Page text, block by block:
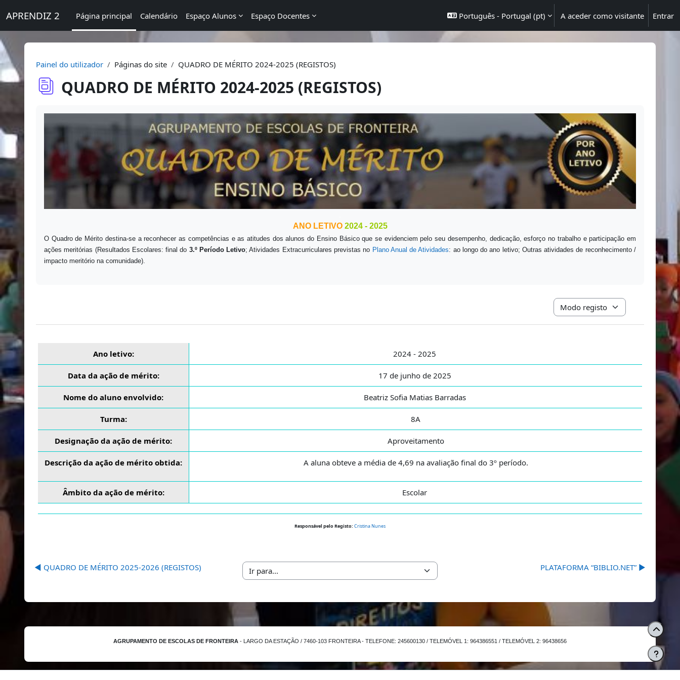
APRENDIZ 2 Página principal Calendário Espaço Alunos Espaço Docentes Português - Portugal ‎(pt)‎ A aceder como visitante Entrar
Painel do utilizador Páginas do site QUADRO DE MÉRITO 2024-2025 (REGISTOS)
QUADRO DE MÉRITO 2024-2025 (REGISTOS)
ANO LETIVO 2024 - 2025
O Quadro de Mérito destina-se a reconhecer as competências e as atitudes dos alunos do Ensino Básico que se evidenciem pelo seu desempenho, dedicação, esforço no trabalho e participação em
ações meritórias (Resultados Escolares: final do 3.º Período Letivo; Atividades Extracurriculares previstas no Plano Anual de Atividades: ao longo do ano letivo; Outras atividades de reconhecimento /
impacto meritório na comunidade).
Navegação terciária do modo de
Ano letivo: 2024 - 2025
Data da ação de mérito: 17 de junho de 2025
Nome do aluno envolvido: Beatriz Sofia Matias Barradas
Turma: 8A
Designação da ação de mérito: Aproveitamento
Descrição da ação de mérito obtida: A aluna obteve a média de 4,69 na avaliação final do 3º período.
Âmbito da ação de mérito: Escolar
Responsável pelo Registo: Cristina Nunes
◀︎ QUADRO DE MÉRITO 2025-2026 (REGISTOS)
Ir para...
PLATAFORMA “BIBLIO.NET” ▶︎
AGRUPAMENTO DE ESCOLAS DE FRONTEIRA - LARGO DA ESTAÇÃO / 7460-103 FRONTEIRA - TELEFONE: 245600130 / TELEMÓVEL 1: 964386551 / TELEMÓVEL 2: 96438656